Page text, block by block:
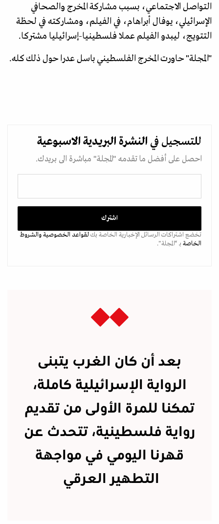
التواصل الاجتماعي، بسبب مشاركة المخرج والصحافي
الإسرائيلي، يوفال أبراهام، في الفيلم، ومشاركته في لحظة
التتويج، ليبدو الفيلم عملا فلسطينيا-إسرائيليا مشتركا.
"المجلة" حاورت المخرج الفلسطيني باسل عدرا حول ذلك كله.
للتسجيل في النشرة البريدية الاسبوعية
احصل على أفضل ما تقدمه "المجلة" مباشرة الى بريدك.
تخضع اشتراكات الرسائل الإخبارية الخاصة بكلقواعد الخصوصيةوالشروط
الخاصة بـ “المجلة".
بعد أن كان الغرب يتبنى
الرواية الإسرائيلية كاملة،
تمكنا للمرة الأولى من تقديم
رواية فلسطينية، تتحدث عن
قهرنا اليومي في مواجهة
التطهير العرقي